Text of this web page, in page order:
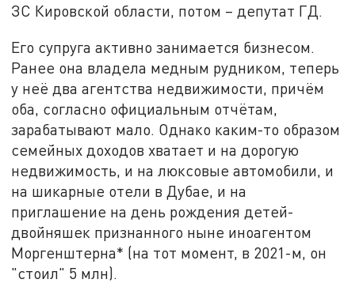
ЗС Кировской области, потом – депутат ГД.
Его супруга активно занимается бизнесом.
Ранее она владела медным рудником, теперь
у неё два агентства недвижимости, причём
оба, согласно официальным отчётам,
зарабатывают мало. Однако каким-то образом
семейных доходов хватает и на дорогую
недвижимость, и на люксовые автомобили, и
на шикарные отели в Дубае, и на
приглашение на день рождения детей-
двойняшек признанного ныне иноагентом
Моргенштерна* (на тот момент, в 2021-м, он
"стоил" 5 млн).